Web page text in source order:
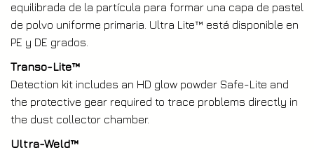
equilibrada de la partícula para formar una capa de pastel
de polvo uniforme primaria. Ultra Lite™ está disponible en
PE y DE grados.
Transo-Lite™
Detection kit includes an HD glow powder Safe-Lite and
the protective gear required to trace problems directly in
the dust collector chamber.
Ultra-Weld™